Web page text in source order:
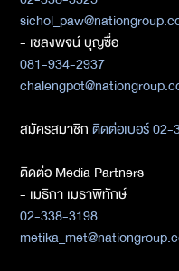
- เชลงพจน์ บุญซื่อ
081-934-2937
สมัครสมาชิกติดต่อเบอร์
ติดต่อ Media Partners
- เมธิกา เมธาพิทักษ์
02-338-3198